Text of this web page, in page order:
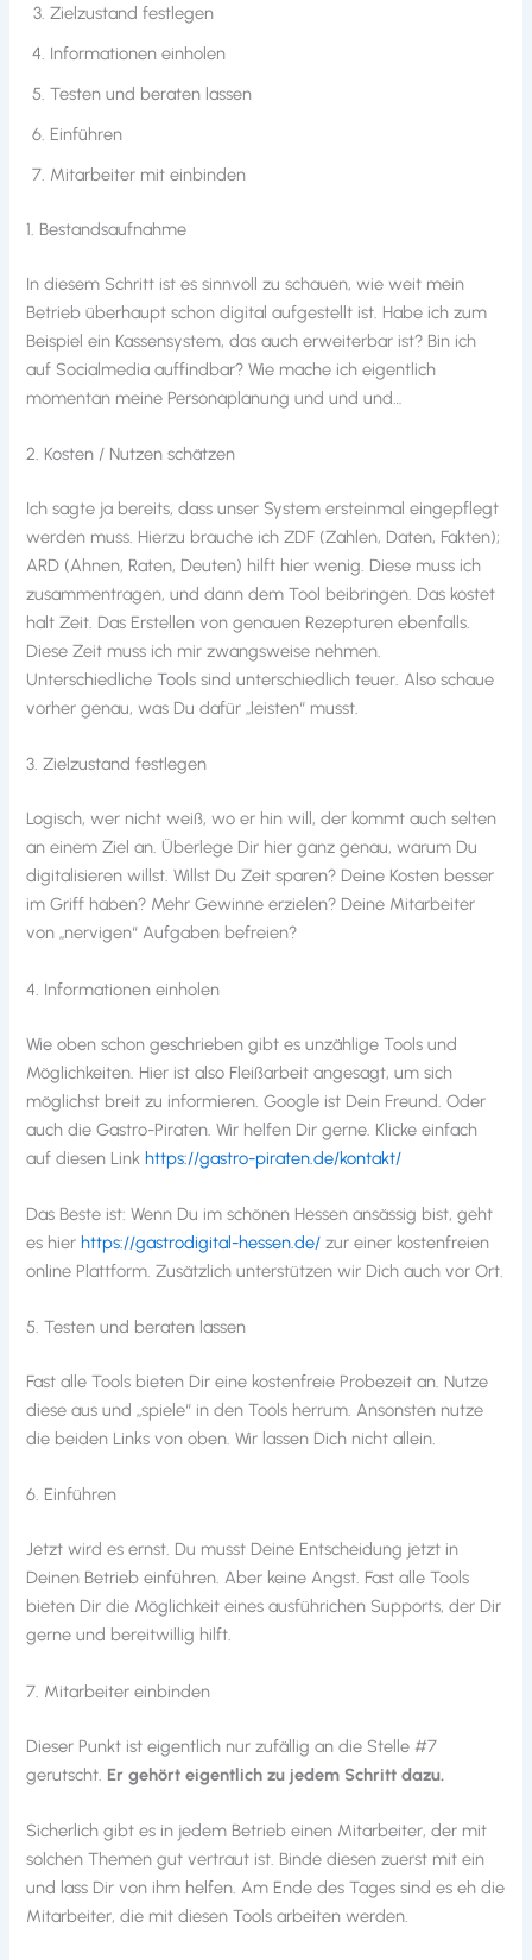
Zielzustand festlegen
Informationen einholen
Testen und beraten lassen
Einführen
Mitarbeiter mit einbinden
1. Bestandsaufnahme
In diesem Schritt ist es sinnvoll zu schauen, wie weit mein
Betrieb überhaupt schon digital aufgestellt ist. Habe ich zum
Beispiel ein Kassensystem, das auch erweiterbar ist? Bin ich
auf Socialmedia auffindbar? Wie mache ich eigentlich
momentan meine Personaplanung und und und…
2. Kosten / Nutzen schätzen
Ich sagte ja bereits, dass unser System ersteinmal eingepflegt
werden muss. Hierzu brauche ich ZDF (Zahlen, Daten, Fakten);
ARD (Ahnen, Raten, Deuten) hilft hier wenig. Diese muss ich
zusammentragen, und dann dem Tool beibringen. Das kostet
halt Zeit. Das Erstellen von genauen Rezepturen ebenfalls.
Diese Zeit muss ich mir zwangsweise nehmen.
Unterschiedliche Tools sind unterschiedlich teuer. Also schaue
vorher genau, was Du dafür „leisten“ musst.
3. Zielzustand festlegen
Logisch, wer nicht weiß, wo er hin will, der kommt auch selten
an einem Ziel an. Überlege Dir hier ganz genau, warum Du
digitalisieren willst. Willst Du Zeit sparen? Deine Kosten besser
im Griff haben? Mehr Gewinne erzielen? Deine Mitarbeiter
von „nervigen“ Aufgaben befreien?
4. Informationen einholen
Wie oben schon geschrieben gibt es unzählige Tools und
Möglichkeiten. Hier ist also Fleißarbeit angesagt, um sich
möglichst breit zu informieren. Google ist Dein Freund. Oder
auch die Gastro-Piraten. Wir helfen Dir gerne. Klicke einfach
auf diesen Linkhttps://gastro-piraten.de/kontakt/
Das Beste ist: Wenn Du im schönen Hessen ansässig bist, geht
es hierhttps://gastrodigital-hessen.de/ zur einer kostenfreien
online Plattform. Zusätzlich unterstützen wir Dich auch vor Ort.
5. Testen und beraten lassen
Fast alle Tools bieten Dir eine kostenfreie Probezeit an. Nutze
diese aus und „spiele“ in den Tools herrum. Ansonsten nutze
die beiden Links von oben. Wir lassen Dich nicht allein.
6. Einführen
Jetzt wird es ernst. Du musst Deine Entscheidung jetzt in
Deinen Betrieb einführen. Aber keine Angst. Fast alle Tools
bieten Dir die Möglichkeit eines ausführichen Supports, der Dir
gerne und bereitwillig hilft.
7. Mitarbeiter einbinden
Dieser Punkt ist eigentlich nur zufällig an die Stelle #7
gerutscht. Er gehört eigentlich zu jedem Schritt dazu.
Sicherlich gibt es in jedem Betrieb einen Mitarbeiter, der mit
solchen Themen gut vertraut ist. Binde diesen zuerst mit ein
und lass Dir von ihm helfen. Am Ende des Tages sind es eh die
Mitarbeiter, die mit diesen Tools arbeiten werden.